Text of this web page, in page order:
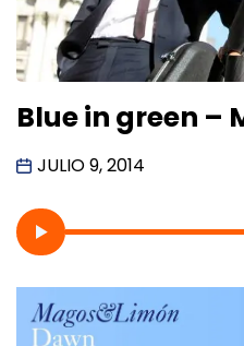
Blue in green –
JULIO 9, 2014